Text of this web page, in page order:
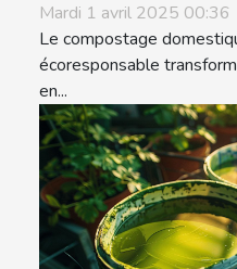
Mardi 1 avril 2025 00:36
Le compostage
écoresponsable
en...